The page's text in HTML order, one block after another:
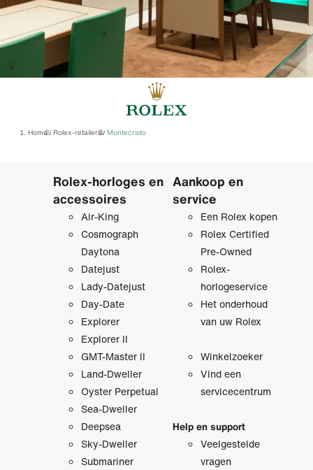
Home/ Rolex-retailers/ ‭Montecristo‬
Rolex-horloges en
accessoires
Air-King
Cosmograph
Daytona
Datejust
Lady-Datejust
Day-Date
Explorer
Explorer II
GMT-Master II
Land-Dweller
Oyster Perpetual
Sea-Dweller
Deepsea
Sky-Dweller
Submariner
Aankoop en
service
Een Rolex kopen
Rolex Certified
Pre‑Owned
Rolex-
horlogeservice
Het onderhoud
van uw Rolex
Winkelzoeker
Vind een
servicecentrum
Help en support
Veelgestelde
vragen